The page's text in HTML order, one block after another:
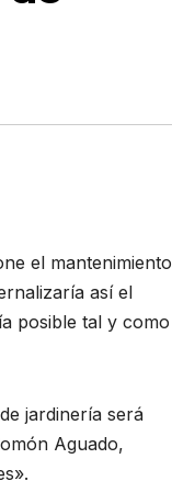
el mantenimiento
así el
posible tal y como
jardinería será
Aguado,